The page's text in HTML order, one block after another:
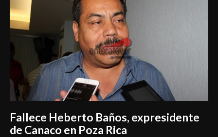
Fallece Heberto Baños, expresidente
de Canaco en Poza Rica